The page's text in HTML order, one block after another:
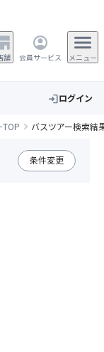
舗 会員サービス メニュー
loginログイン
TOP バスツアー検索結
条件変更